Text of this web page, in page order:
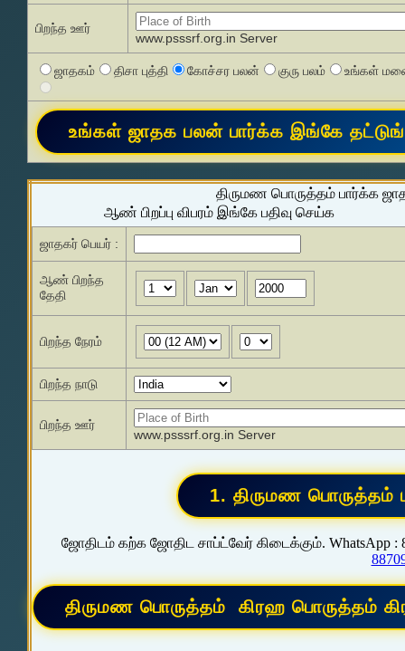
பிறந்த ஊர்
www.psssrf.org.in Server
ஜாதகம் திசா புத்தி கோச்சர பலன் குரு பலம் உங்கள்
திருமண பொருத்தம் பார்க்க
ஆண் பிறப்பு விபரம் இங்கே பதிவு செய்க
ஜாதகர் பெயர் :
ஆண் பிறந்த
தேதி
பிறந்த நேரம்
பிறந்த நாடு
பிறந்த ஊர்
www.psssrf.org.in Server
ஜோதிடம் கற்க ஜோதிட சாப்ட்வேர் கிடைக்கும். WhatsApp :